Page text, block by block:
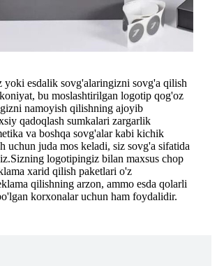
yoki esdalik sovg'alaringizni sovg'a qilish
bu moslashtirilgan logotip qog'oz
namoyish qilishning ajoyib
qadoqlash sumkalari zargarlik
va boshqa sovg'alar kabi kichik
uchun juda mos keladi, siz sovg'a sifatida
logotipingiz bilan maxsus chop
xarid qilish paketlari o'z
qilishning arzon, ammo esda qolarli
korxonalar uchun ham foydalidir.